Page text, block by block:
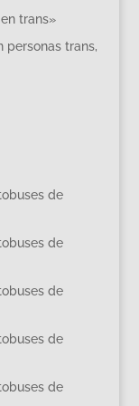
trans»
personas trans,
de
de
de
de
de